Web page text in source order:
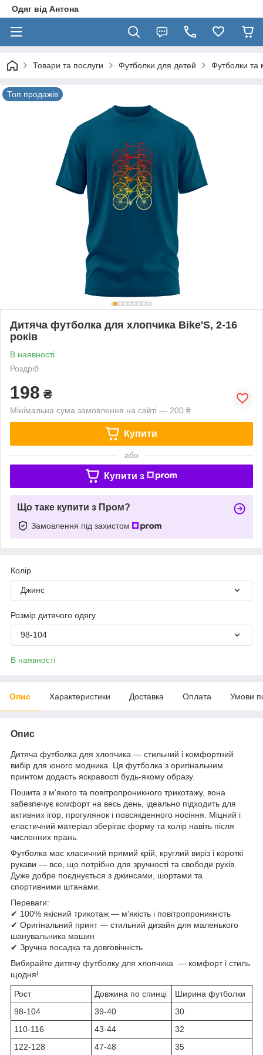
Одяг від Антона
Товари та послуги Футболки для детей Футболки та
Топ продажів
Дитяча футболка для хлопчика Bike'S, 2-16
років
В наявності
Роздріб
198 ₴
Мінімальна сума замовлення на сайті — 200 ₴
Купити
або
Купити з
Що таке купити з Пром?
Замовлення під захистом
Колір
Джинс
Розмір дитячого одягу
98-104
В наявності
Опис Характеристики Доставка Оплата Умови
Опис
Дитяча футболка для хлопчика — стильний і комфортний
вибір для юного модника. Ця футболка з оригінальним
принтом додасть яскравості будь-якому образу.
Пошита з м'якого та повітропроникного трикотажу, вона
забезпечує комфорт на весь день, ідеально підходить для
активних ігор, прогулянок і повсякденного носіння. Міцний і
еластичний матеріал зберігає форму та колір навіть після
численних прань.
Футболка має класичний прямий крій, круглий виріз і короткі
рукави — все, що потрібно для зручності та свободи рухів.
Дуже добре поєднується з джинсами, шортами та
спортивними штанами.
Переваги:
✔ 100% якісний трикотаж — м'якість і повітропроникність
✔ Оригінальний принт — стильний дизайн для маленького
шанувальника машин
✔ Зручна посадка та довговічність
Вибирайте дитячу футболку для хлопчика — комфорт і стиль
щодня!
Рост Довжина по спинці
Ширина футболки
98-104
39-40
30
110-116
43-44
32
122-128
47-48 35